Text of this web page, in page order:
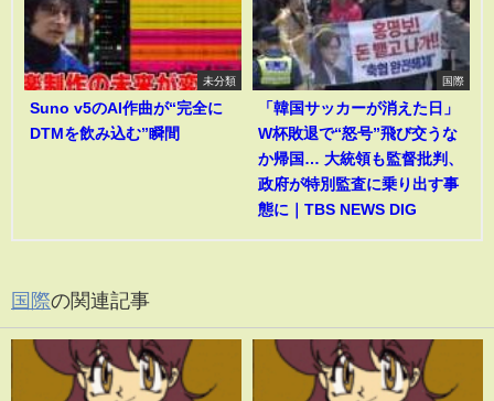
未分類
Suno v5のAI作曲が“完全に
DTMを飲み込む”瞬間
国際
「韓国サッカーが消えた日」
W杯敗退で“怒号”飛び交うな
か帰国… 大統領も監督批判、
政府が特別監査に乗り出す事
態に｜TBS NEWS DIG
国際の関連記事